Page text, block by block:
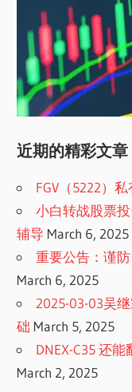
近期的精彩文章
FGV（5222）
小白转战股票
辅导 March 6, 2025
重要公告：谨
March 6, 2025
2025-03-03吴
础 March 5, 2025
DNEX-C35 还
March 2, 2025